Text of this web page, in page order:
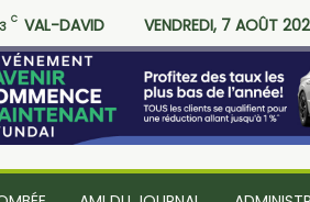
C VAL-DAVID VENDREDI, 7 AOÛT